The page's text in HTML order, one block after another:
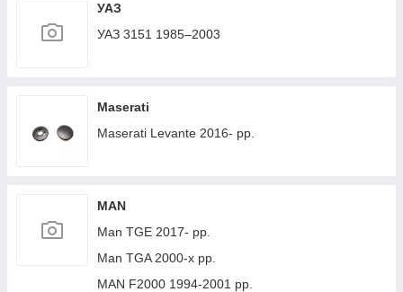
УАЗ
УАЗ 3151 1985–2003
Maserati
Maserati Levante 2016- рр.
MAN
Man TGE 2017- рр.
Man TGA 2000-х рр.
MAN F2000 1994-2001 рр.